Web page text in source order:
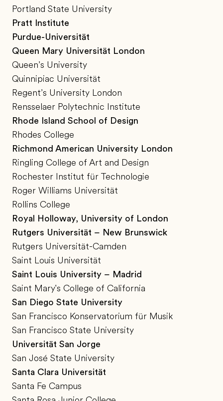
Portland State University
Pratt Institute
Purdue-Universität
Queen Mary Universität London
Queen’s University
Quinnipiac Universität
Regent’s University London
Rensselaer Polytechnic Institute
Rhode Island School of Design
Rhodes College
Richmond American University London
Ringling College of Art and Design
Rochester Institut für Technologie
Roger Williams Universität
Rollins College
Royal Holloway, University of London
Rutgers Universität – New Brunswick
Rutgers Universität-Camden
Saint Louis Universität
Saint Louis University – Madrid
Saint Mary's College of California
San Diego State University
San Francisco Konservatorium für Musik
San Francisco State University
Universität San Jorge
San José State University
Santa Clara Universität
Santa Fe Campus